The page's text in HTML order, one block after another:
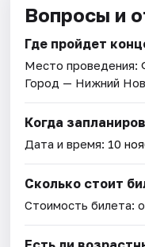
Вопросы и
Где пройдет
Место проведения:
Город — Нижний
Когда
Дата и время: 10
Сколько стоит
Стоимость билета: